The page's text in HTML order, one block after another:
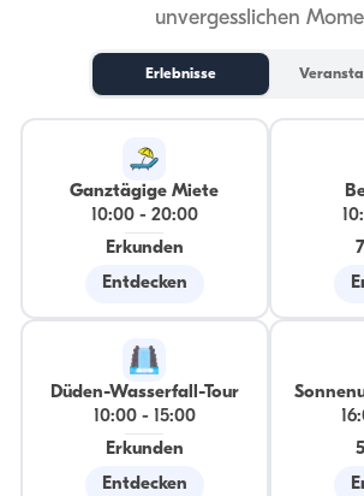
unvergesslichen
Erlebnisse
Ganztägige Miete
10:00- 20:00
Erkunden
Entdecken
Düden-Wasserfall-Tour
10:00-
15:00
Erkunden
Entdecken